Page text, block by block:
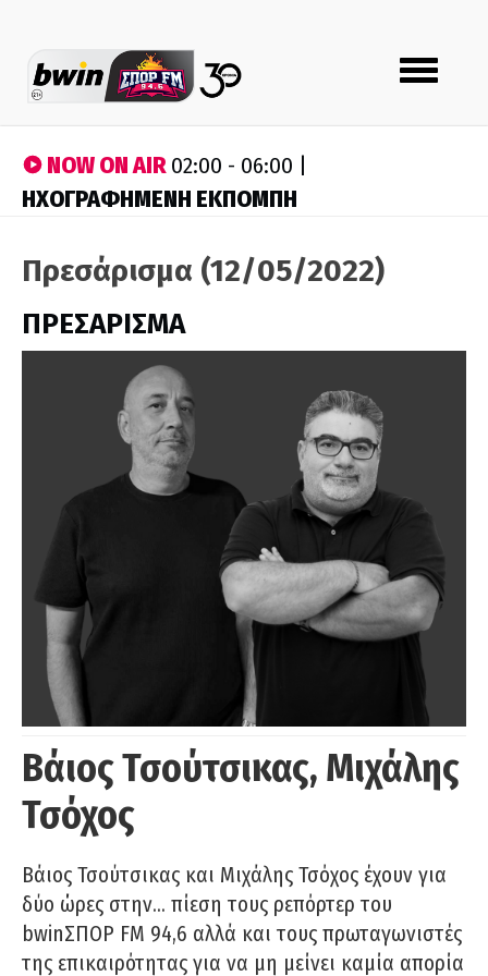
Toggle
navigation
NOW ON AIR02:00 - 06:00 |
ΗΧΟΓΡΑΦΗΜΕΝΗ ΕΚΠΟΜΠΗ
Πρεσάρισμα (12/05/2022)
ΠΡΕΣΑΡΙΣΜΑ
Βάιος Τσούτσικας, Μιχάλης
Τσόχος
Βάιος Τσούτσικας και Μιχάλης Τσόχος έχουν για
δύο ώρες στην… πίεση τους ρεπόρτερ του
bwinΣΠΟΡ FM 94,6 αλλά και τους πρωταγωνιστές
της επικαιρότητας για να μη μείνει καμία απορία